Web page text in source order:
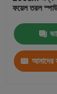
ফয়েল তরল
আমাদের